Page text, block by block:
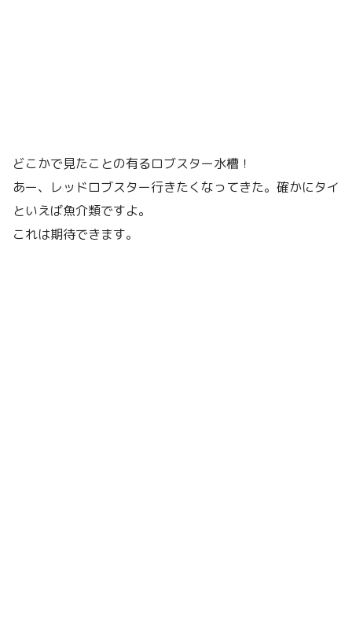
どこかで見たことの有るロブスター水槽！
あー、レッドロブスター行きたくなってきた。確かにタイ
といえば魚介類ですよ。
これは期待できます。